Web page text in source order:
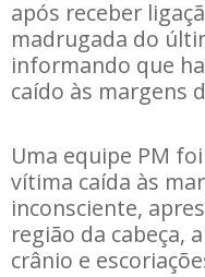
após receber
madrugada do
informando que
caído às margens
Uma equipe PM
vítima caída às
inconsciente,
região da cabeça,
crânio e